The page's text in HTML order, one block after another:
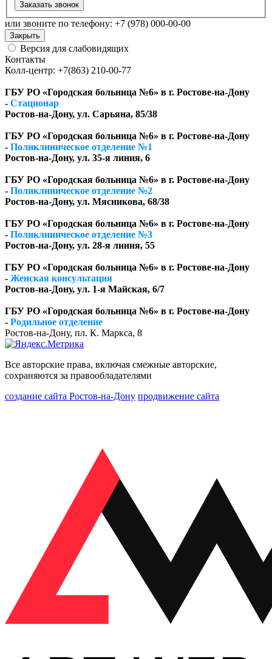
Заказать звонок
или звоните по телефону: +7 (978) 000-00-00
Закрыть
Версия для слабовидящих
Контакты
Колл-центр: +7(863) 210-00-77
ГБУ РО «Городская больница №6» в г. Ростове-на-Дону
- Стационар
Ростов-на-Дону, ул. Сарьяна, 85/38
ГБУ РО «Городская больница №6» в г. Ростове-на-Дону
- Поликлиническое отделение №1
Ростов-на-Дону, ул. 35-я линия, 6
ГБУ РО «Городская больница №6» в г. Ростове-на-Дону
- Поликлиническое отделение №2
Ростов-на-Дону, ул. Мясникова, 68/38
ГБУ РО «Городская больница №6» в г. Ростове-на-Дону
- Поликлиническое отделение №3
Ростов-на-Дону, ул. 28-я линия, 55
ГБУ РО «Городская больница №6» в г. Ростове-на-Дону
- Женская консультация
Ростов-на-Дону, ул. 1-я Майская, 6/7
ГБУ РО «Городская больница №6» в г. Ростове-на-Дону
- Родильное отделение
Ростов-на-Дону, пл. К. Маркса, 8
Все авторские права, включая смежные авторские,
сохраняются за правообладателями
создание сайта Ростов-на-Дону продвижение сайта